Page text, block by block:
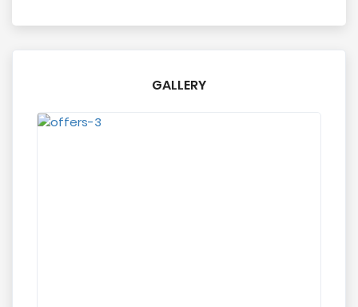
GALLERY